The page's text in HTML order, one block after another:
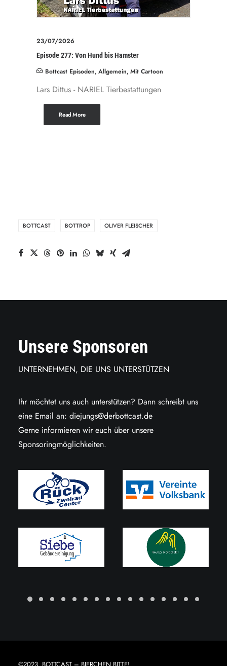
23/07/2026
Episode 277: Von Hund bis Hamster
Bottcast Episoden, Allgemein, Mit Cartoon
Lars Dittus - NARIEL Tierbestattungen
Read More
BOTTCAST BOTTROP OLIVER FLEISCHER
Unsere Sponsoren
UNTERNEHMEN, DIE UNS UNTERSTÜTZEN
Ihr möchtet uns auch unterstützen? Dann schreibt uns
eine Email an: diejungs@derbottcast.de
Gerne informieren wir euch über unsere
Sponsoringmöglichkeiten.